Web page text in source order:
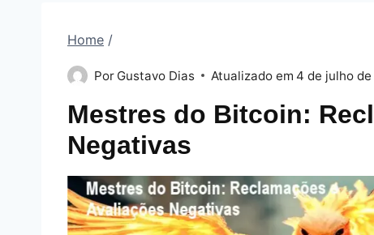
Home /
Por Gustavo Dias Atualizado em 4 de julho de
Mestres do Bitcoin:
Negativas